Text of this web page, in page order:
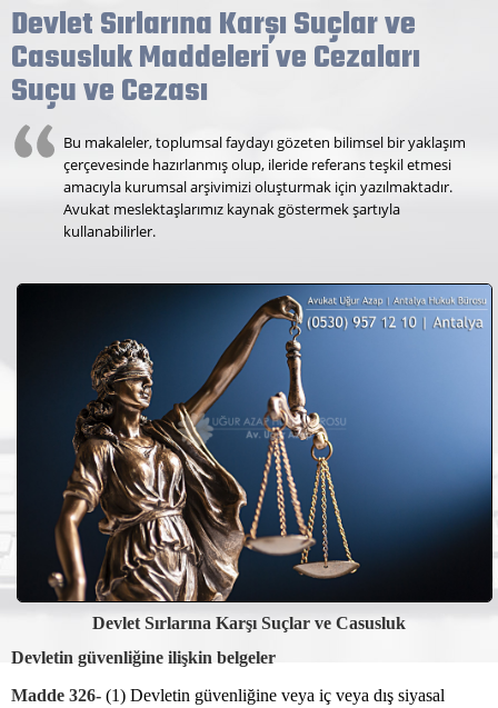
Devlet Sırlarına Karşı Suçlar ve
Casusluk Maddeleri ve Cezaları
Suçu ve Cezası
Bu makaleler, toplumsal faydayı gözeten bilimsel bir yaklaşım
çerçevesinde hazırlanmış olup, ileride referans teşkil etmesi
amacıyla kurumsal arşivimizi oluşturmak için yazılmaktadır.
Avukat meslektaşlarımız kaynak göstermek şartıyla
kullanabilirler.
Devlet Sırlarına Karşı Suçlar ve Casusluk
Devletin güvenliğine ilişkin belgeler
Madde 326- (1) Devletin güvenliğine veya iç veya dış siyasal